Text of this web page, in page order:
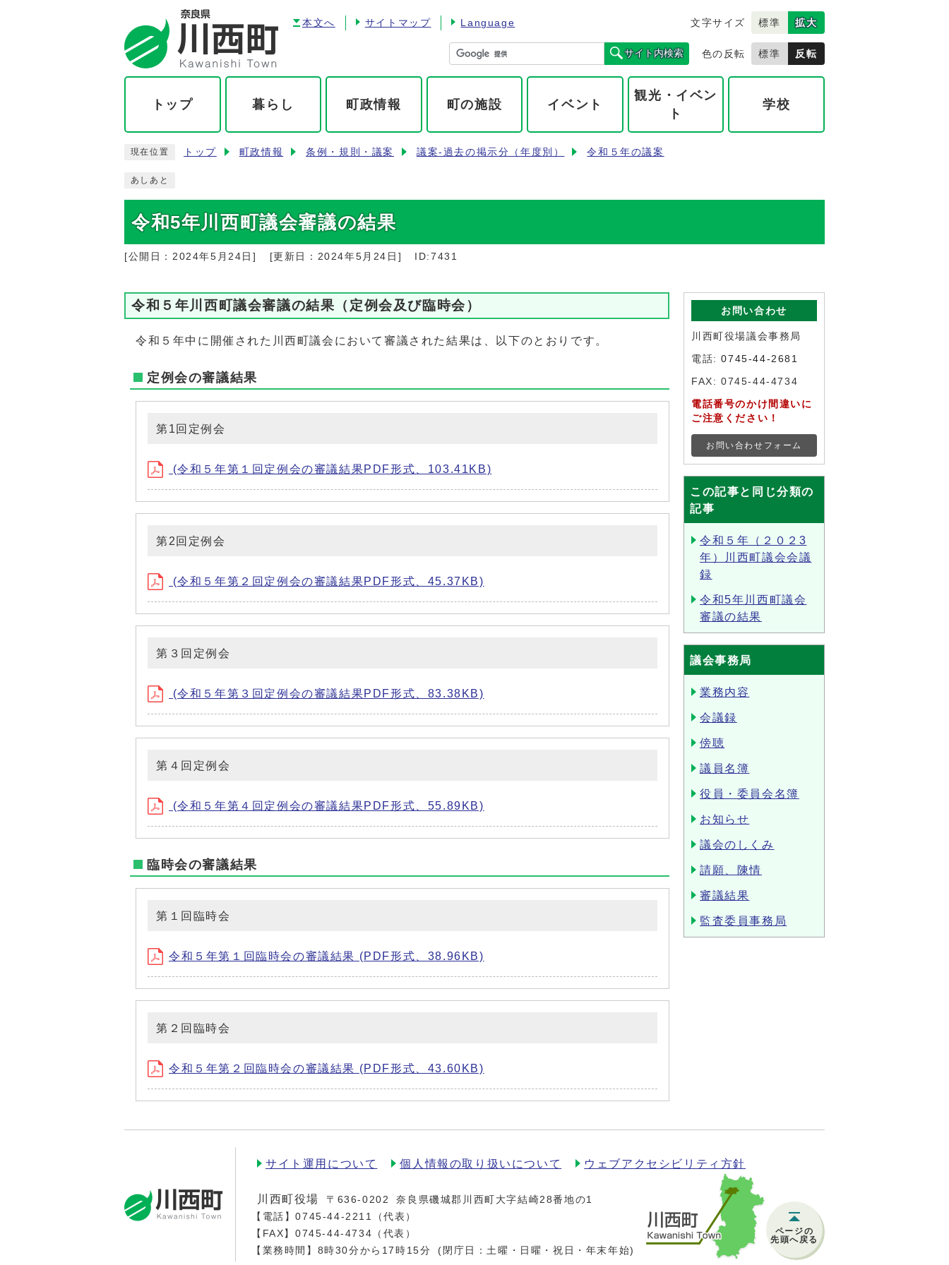
本文へ サイトマップ Language 文字サイズ 標準 拡大
サイト内検索 色の反転 標準 反転
トップ 暮らし 町政情報 町の施設 イベント
観光・イベン
ト
学校
現在位置 トップ 町政情報 条例・規則・議案 議案-過去の掲示分（年度別） 令和５年の議案
あしあと
令和5年川西町議会審議の結果
[公開日： 2024年5月24日 ] [更新日： 2024年5月24日 ] ID:7431
令和５年川西町議会審議の結果（定例会及び臨時会）
令和５年中に開催された川西町議会において審議された結果は、以下のとおりです。
定例会の審議結果
第1回定例会
(令和５年第１回定例会の審議結果PDF形式、103.41KB)
第2回定例会
(令和５年第２回定例会の審議結果PDF形式、45.37KB)
第３回定例会
(令和５年第３回定例会の審議結果PDF形式、83.38KB)
第４回定例会
(令和５年第４回定例会の審議結果PDF形式、55.89KB)
臨時会の審議結果
第１回臨時会
令和５年第１回臨時会の審議結果 (PDF形式、38.96KB)
第２回臨時会
令和５年第２回臨時会の審議結果 (PDF形式、43.60KB)
お問い合わせ
川西町役場議会事務局
電話:0745-44-2681
FAX: 0745-44-4734
電話番号のかけ間違いに
ご注意ください！
お問い合わせフォーム
この記事と同じ分類の
記事
令和５年（２０２3
年）川西町議会会議
録
令和5年川西町議会
審議の結果
議会事務局
業務内容
会議録
傍聴
議員名簿
役員・委員会名簿
お知らせ
議会のしくみ
請願、陳情
審議結果
監査委員事務局
ページの
先頭へ戻る
サイト運用について 個人情報の取り扱いについて ウェブアクセシビリティ方針
川西町役場 〒636-0202
奈良県磯城郡川西町大字結崎28番地の1
【電話】0745-44-2211
（代表）
【FAX】0745-44-4734（代表）
【業務時間】8時30分から17時15分
(閉庁日：土曜・日曜・祝日・年末年始)